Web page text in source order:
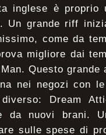
inglese è proprio
Un grande riff
come da
migliore dai
Questo
nei negozi con
Dream
da nuovi brani.
sulle spese di